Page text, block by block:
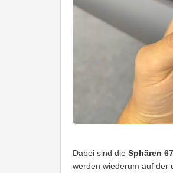
Dabei sind die Sphären
werden wiederum auf der